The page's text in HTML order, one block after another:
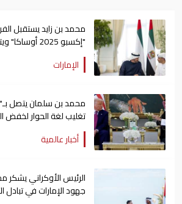
محمد بن زايد يستقبل
"إكسبو 2025
معهم
الإمارات
محمد بن سلمان يتصل
تغليب لغة الحوار لخفض
أخبار عالمية
الرئيس الأوكراني يشكر
جهود الإمارات في